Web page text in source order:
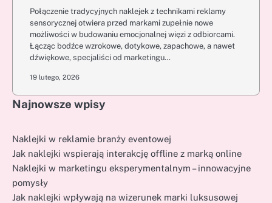
Połączenie tradycyjnych naklejek z technikami reklamy
sensorycznej otwiera przed markami zupełnie nowe
możliwości w budowaniu emocjonalnej więzi z odbiorcami.
Łącząc bodźce wzrokowe, dotykowe, zapachowe, a nawet
dźwiękowe, specjaliści od marketingu…
19 lutego, 2026
Najnowsze wpisy
Naklejki w reklamie branży eventowej
Jak naklejki wspierają interakcję offline z marką online
Naklejki w marketingu eksperymentalnym – innowacyjne
pomysły
Jak naklejki wpływają na wizerunek marki luksusowej